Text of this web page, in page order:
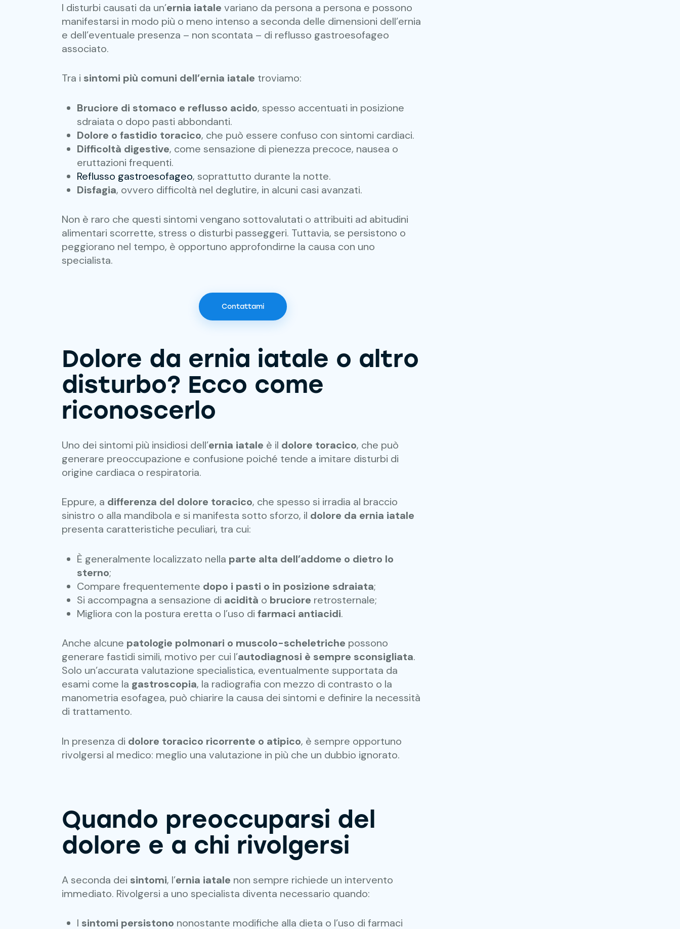
I disturbi causati da un’ernia iatale variano da persona a persona e possono
manifestarsi in modo più o meno intenso a seconda delle dimensioni dell’ernia
e dell’eventuale presenza – non scontata – di reflusso gastroesofageo
associato.
Tra i sintomi più comuni dell’ernia iatale troviamo:
Bruciore di stomaco e reflusso acido, spesso accentuati in posizione
sdraiata o dopo pasti abbondanti.
Dolore o fastidio toracico, che può essere confuso con sintomi cardiaci.
Difficoltà digestive, come sensazione di pienezza precoce, nausea o
eruttazioni frequenti.
Reflusso gastroesofageo, soprattutto durante la notte.
Disfagia, ovvero difficoltà nel deglutire, in alcuni casi avanzati.
Non è raro che questi sintomi vengano sottovalutati o attribuiti ad abitudini
alimentari scorrette, stress o disturbi passeggeri. Tuttavia, se persistono o
peggiorano nel tempo, è opportuno approfondirne la causa con uno
specialista.
Contattami
Dolore da ernia iatale o altro
disturbo? Ecco come
riconoscerlo
Uno dei sintomi più insidiosi dell’ernia iatale è il dolore toracico, che può
generare preoccupazione e confusione poiché tende a imitare disturbi di
origine cardiaca o respiratoria.
Eppure, a differenza del dolore toracico, che spesso si irradia al braccio
sinistro o alla mandibola e si manifesta sotto sforzo, il dolore da ernia iatale
presenta caratteristiche peculiari, tra cui:
È generalmente localizzato nella parte alta dell’addome o dietro lo
sterno;
Compare frequentemente dopo i pasti o in posizione sdraiata;
Si accompagna a sensazione di acidità o bruciore retrosternale;
Migliora con la postura eretta o l’uso di farmaci antiacidi.
Anche alcune patologie polmonari o muscolo-scheletriche possono
generare fastidi simili, motivo per cui l’autodiagnosi è sempre sconsigliata.
Solo un’accurata valutazione specialistica, eventualmente supportata da
esami come la gastroscopia, la radiografia con mezzo di contrasto o la
manometria esofagea, può chiarire la causa dei sintomi e definire la necessità
di trattamento.
In presenza di dolore toracico ricorrente o atipico, è sempre opportuno
rivolgersi al medico: meglio una valutazione in più che un dubbio ignorato.
Quando preoccuparsi del
dolore e a chi rivolgersi
A seconda dei sintomi, l’ernia iatale non sempre richiede un intervento
immediato. Rivolgersi a uno specialista diventa necessario quando:
I sintomi persistono nonostante modifiche alla dieta o l’uso di farmaci